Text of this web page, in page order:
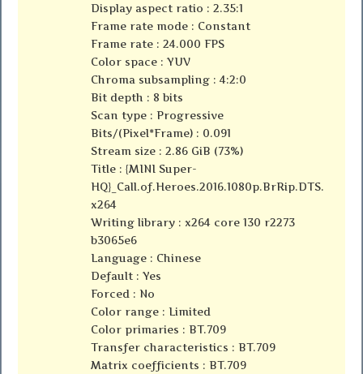
Display aspect ratio : 2.35:1
Frame rate mode : Constant
Frame rate : 24.000 FPS
Color space : YUV
Chroma subsampling : 4:2:0
Bit depth : 8 bits
Scan type : Progressive
Bits/(Pixel*Frame) : 0.091
Stream size : 2.86 GiB (73%)
Title : {MINI Super-
HQ}_Call.of.Heroes.2016.1080p.BrRip.DTS.
x264
Writing library : x264 core 130 r2273
b3065e6
Language : Chinese
Default : Yes
Forced : No
Color range : Limited
Color primaries : BT.709
Transfer characteristics : BT.709
Matrix coefficients : BT.709